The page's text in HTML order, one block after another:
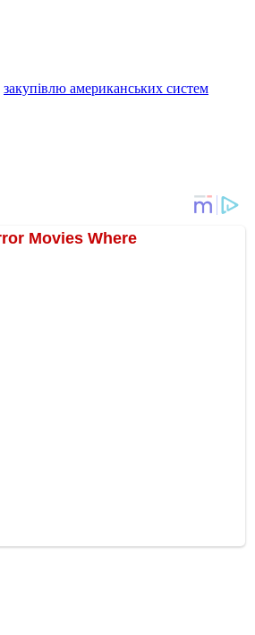
закупівлю американських систем